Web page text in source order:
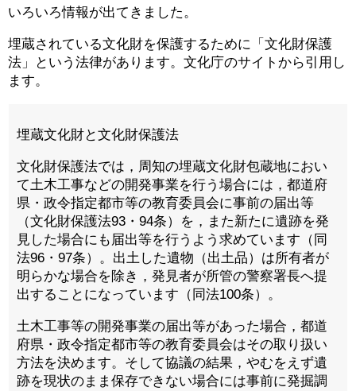
いろいろ情報が出てきました。
埋蔵されている文化財を保護するために「文化財保護
法」という法律があります。文化庁のサイトから引用し
ます。
埋蔵文化財と文化財保護法
文化財保護法では，周知の埋蔵文化財包蔵地におい
て土木工事などの開発事業を行う場合には，都道府
県・政令指定都市等の教育委員会に事前の届出等
（文化財保護法93・94条）を，また新たに遺跡を発
見した場合にも届出等を行うよう求めています（同
法96・97条）。出土した遺物（出土品）は所有者が
明らかな場合を除き，発見者が所管の警察署長へ提
出することになっています（同法100条）。
土木工事等の開発事業の届出等があった場合，都道
府県・政令指定都市等の教育委員会はその取り扱い
方法を決めます。そして協議の結果，やむをえず遺
跡を現状のまま保存できない場合には事前に発掘調